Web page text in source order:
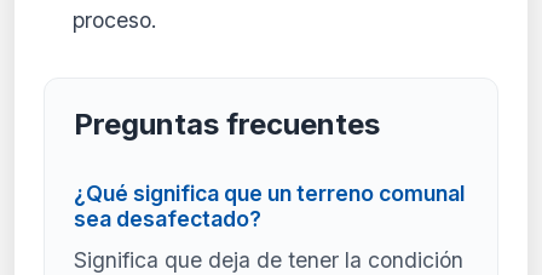
proceso.
Preguntas frecuentes
¿Qué significa que un terreno comunal
sea desafectado?
Significa que deja de tener la condición